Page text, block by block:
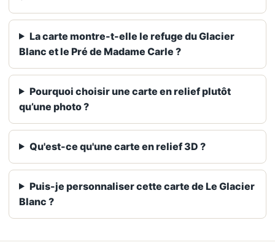
La carte montre-t-elle le refuge du Glacier
Blanc et le Pré de Madame Carle ?
Pourquoi choisir une carte en relief plutôt
qu’une photo ?
Qu'est-ce qu'une carte en relief 3D ?
Puis-je personnaliser cette carte de Le Glacier
Blanc ?